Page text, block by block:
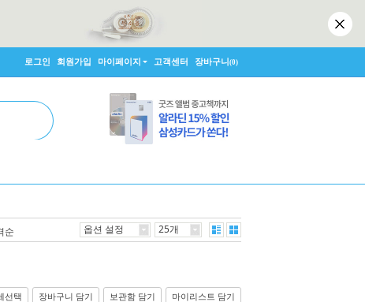
로그인 회원가입 마이페이지 고객센터 장바구니(0)
순 옵션 설정 25개
선택 장바구니 담기 보관함 담기 마이리스트 담기